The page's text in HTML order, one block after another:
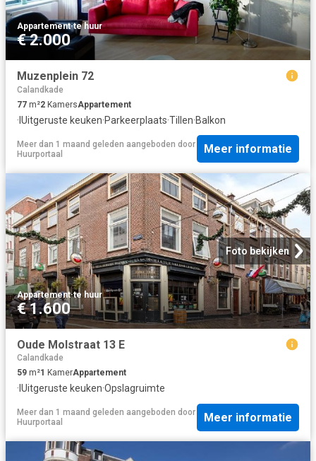
Appartement·te huur
€ 2.000
Muzenplein 72
Calandkade
77 m²2 KamersAppartement
· IUitgeruste keuken·Parkeerplaats·Tillen·Balkon
Meer dan 1 maand geleden aangeboden door
Huurportaal
Meer informatie
Foto bekijken
Appartement·te huur
€ 1.600
Oude Molstraat 13 E
Calandkade
59 m²1 KamerAppartement
· IUitgeruste keuken·Opslagruimte
Meer dan 1 maand geleden aangeboden door
Huurportaal
Meer informatie